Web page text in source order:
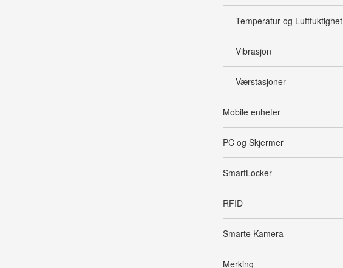
Temperatur og Luftfuktighet
Vibrasjon
Værstasjoner
Mobile enheter
PC og Skjermer
SmartLocker
RFID
Smarte Kamera
Merking